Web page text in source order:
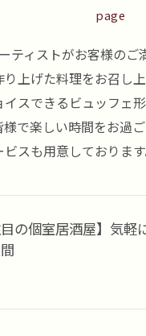
page
ティストがお客様の
り上げた料理をお召し
スできるビュッフェ
で楽しい時間をお過
スも用意しております
目の個室居酒屋】気軽